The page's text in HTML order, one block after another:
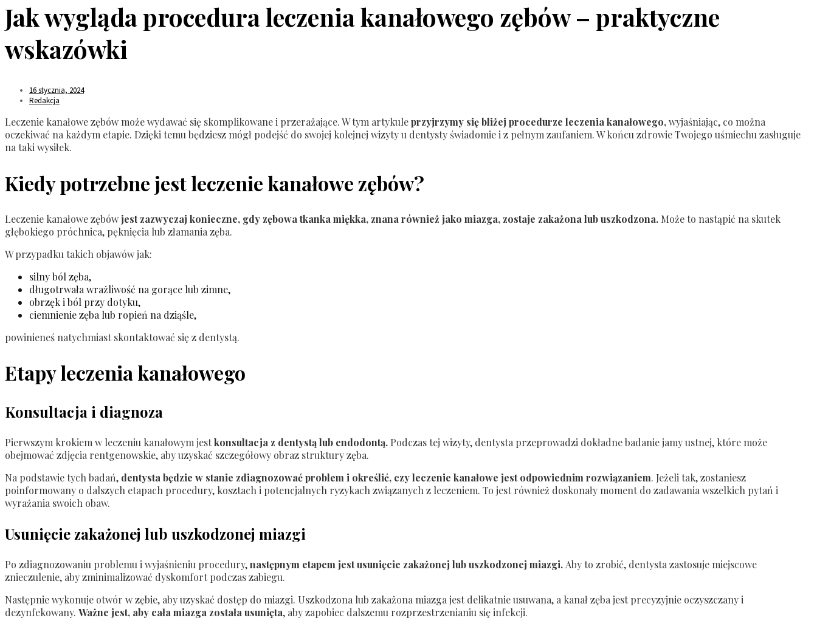
Jak wygląda procedura leczenia kanałowego zębów – praktyczne
wskazówki
16 stycznia, 2024
Redakcja
Leczenie kanałowe zębów może wydawać się skomplikowane i przerażające. W tym artykuleprzyjrzymy się bliżej procedurze leczenia kanałowego,wyjaśniając, co można
oczekiwać na każdym etapie. Dzięki temu będziesz mógł podejść do swojej kolejnej wizyty u dentysty świadomie i z pełnym zaufaniem. W końcu zdrowie Twojego uśmiechu zasługuje
na taki wysiłek.
Kiedy potrzebne jest leczenie kanałowe zębów?
Leczenie kanałowe zębówjest zazwyczaj konieczne, gdy zębowa tkanka miękka, znana również jako miazga, zostaje zakażona lub uszkodzona. Może to nastąpić na skutek
głębokiego próchnica, pęknięcia lub złamania zęba.
W przypadku takich objawów jak:
silny ból zęba,
długotrwała wrażliwość na gorące lub zimne,
obrzęk i ból przy dotyku,
ciemnienie zęba lub ropień na dziąśle,
powinieneś natychmiast skontaktować się z dentystą.
Etapy leczenia kanałowego
Konsultacja i diagnoza
Pierwszym krokiem w leczeniu kanałowym jestkonsultacja z dentystą lub endodontą. Podczas tej wizyty, dentysta przeprowadzi dokładne badanie jamy ustnej, które może
obejmować zdjęcia rentgenowskie, aby uzyskać szczegółowy obraz struktury zęba.
Na podstawie tych badań, dentysta będzie w stanie zdiagnozować problem i określić, czy leczenie kanałowe jest odpowiednim rozwiązaniem. Jeżeli tak, zostaniesz
poinformowany o dalszych etapach procedury, kosztach i potencjalnych ryzykach związanych z leczeniem. To jest również doskonały moment do zadawania wszelkich pytań i
wyrażania swoich obaw.
Usunięcie zakażonej lub uszkodzonej miazgi
Po zdiagnozowaniu problemu i wyjaśnieniu procedury,następnym etapem jest usunięcie zakażonej lub uszkodzonej miazgi. Aby to zrobić, dentysta zastosuje miejscowe
znieczulenie, aby zminimalizować dyskomfort podczas zabiegu.
Następnie wykonuje otwór w zębie, aby uzyskać dostęp do miazgi. Uszkodzona lub zakażona miazga jest delikatnie usuwana, a kanał zęba jest precyzyjnie oczyszczany i
dezynfekowany. Ważne jest, aby cała miazga została usunięta, aby zapobiec dalszemu rozprzestrzenianiu się infekcji.